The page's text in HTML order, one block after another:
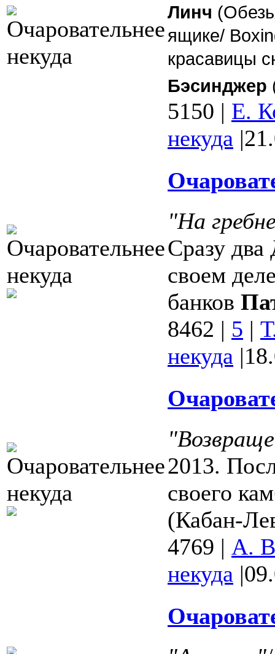
Линч
ящике/
красавицы
Бэсинджер
5150 | Е.
некуда |
"На
Сразу два
своем
банков
8462 | 5 |
некуда |
2013.
своего
(Кабан-
4769 | А.
некуда |